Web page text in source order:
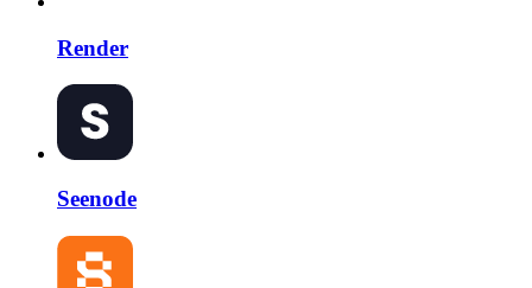
Render
Seenode